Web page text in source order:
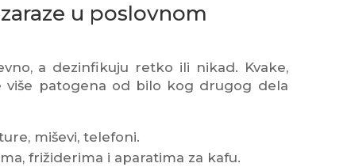
u poslovnom
a dezinfikuju retko ili nikad. Kvake,
patogena od bilo kog drugog dela
miševi, telefoni.
frižiderima i aparatima za kafu.